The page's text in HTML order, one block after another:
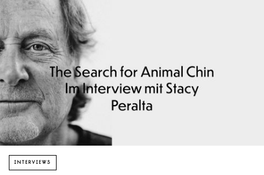
INTERVIEWS